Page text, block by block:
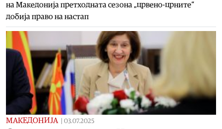
на Македонија претходната сезона „црвено-црните“
добија право на настап
МАКЕДОНИЈА 03.07.2025